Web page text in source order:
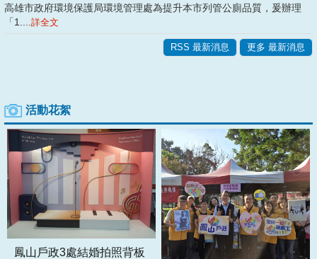
高雄市政府環境保護局環境管理處為提升本市列管公廁品質，爰辦理
「1....詳全文
RSS 最新消息 更多 最新消息
活動花絮
鳳山戶政3處結婚拍照背板